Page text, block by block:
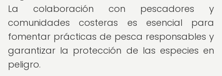
La colaboración con pescadores y
comunidades costeras es esencial para
fomentar prácticas de pesca responsables y
garantizar la protección de las especies en
peligro.